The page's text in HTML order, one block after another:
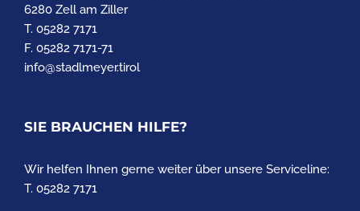
6280 Zell am Ziller
T. 05282 7171
F. 05282 7171-71
info@stadlmeyer.tirol
SIE BRAUCHEN HILFE?
Wir helfen Ihnen gerne weiter über unsere Serviceline:
T. 05282 7171